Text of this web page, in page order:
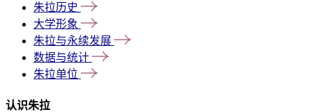
朱拉历史
大学形象
朱拉与永续发展
数据与统计
朱拉单位
认识朱拉